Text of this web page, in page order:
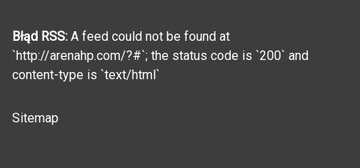
Błąd RSS: A feed could not be found at
`http://arenahp.com/?#`; the status code is `200` and
content-type is `text/html`
Sitemap